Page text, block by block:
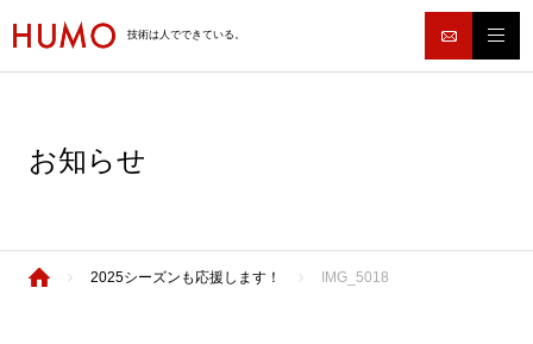
技術は人でできている。
お知らせ
2025シーズンも応援します！ IMG_5018